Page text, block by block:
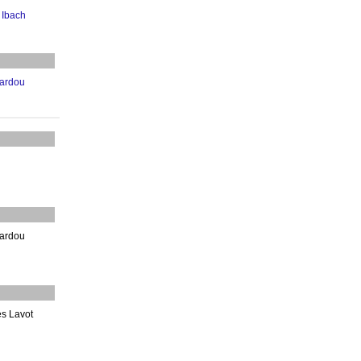
Lavot